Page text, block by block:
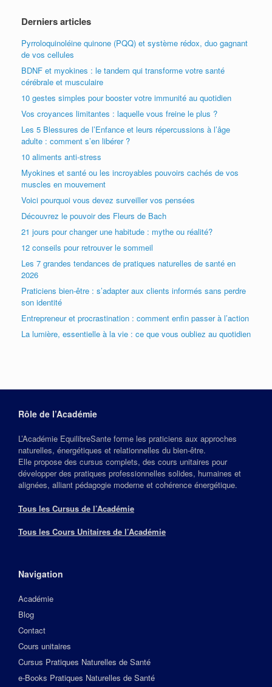
Derniers articles
Pyrroloquinoléine quinone (PQQ) et système rédox, duo gagnant
de vos cellules
BDNF et myokines : le tandem qui transforme votre santé
cérébrale et musculaire
10 gestes simples pour booster votre immunité au quotidien
Vos croyances limitantes : laquelle vous freine le plus ?
Les 5 Blessures de l’Enfance et leurs répercussions à l’âge
adulte : comment s’en libérer ?
10 aliments anti-stress
Myokines et santé ou les incroyables pouvoirs cachés de vos
muscles en mouvement
Voici pourquoi vous devez surveiller vos pensées
Découvrez le pouvoir des Fleurs de Bach
21 jours pour changer une habitude : mythe ou réalité?
12 conseils pour retrouver le sommeil
Les 7 grandes tendances de pratiques naturelles de santé en
2026
Praticiens bien-être : s’adapter aux clients informés sans perdre
son identité
Entrepreneur et procrastination : comment enfin passer à l’action
La lumière, essentielle à la vie : ce que vous oubliez au quotidien
Rôle de l’Académie
L’Académie EquilibreSante forme les praticiens aux approches
naturelles, énergétiques et relationnelles du bien‑être.
Elle propose des cursus complets, des cours unitaires pour
développer des pratiques professionnelles solides, humaines et
alignées, alliant pédagogie moderne et cohérence énergétique.
Tous les Cursus de l’Académie
Tous les Cours Unitaires de l’Académie
Navigation
Académie
Blog
Contact
Cours unitaires
Cursus Pratiques Naturelles de Santé
e-Books Pratiques Naturelles de Santé